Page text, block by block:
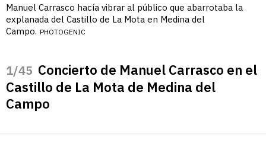
Manuel Carrasco hacía vibrar al público que abarrotaba la
explanada del Castillo de La Mota en Medina del
Campo. PHOTOGENIC
/45 Concierto de Manuel Carrasco en el
Castillo de La Mota de Medina del
Campo